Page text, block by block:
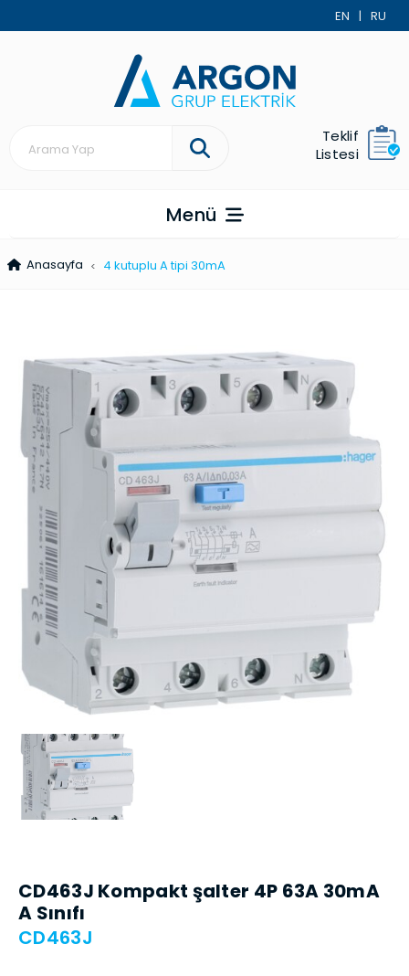
EN | RU
Teklif
Listesi
Menü
Anasayfa 4 kutuplu A tipi 30mA
CD463J Kompakt şalter 4P 63A 30mA
A Sınıfı
CD463J